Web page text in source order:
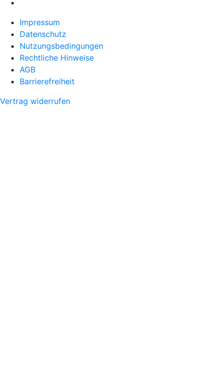
Impressum
Datenschutz
Nutzungsbedingungen
Rechtliche Hinweise
AGB
Barrierefreiheit
Vertrag widerrufen